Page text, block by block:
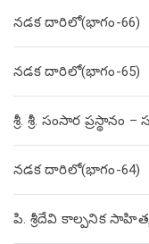
నడక దారిలో(భాగం-66)
నడక దారిలో(భాగం-65)
శ్రీ. శ్రీ. సంసార ప్రస్థానం –
నడక దారిలో(భాగం-64)
పి. శ్రీదేవి కాల్పనిక